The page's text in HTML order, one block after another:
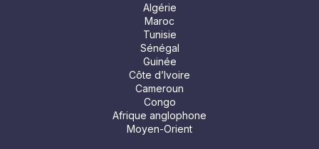
Algérie
Maroc
Tunisie
Sénégal
Guinée
Côte d’Ivoire
Cameroun
Congo
Afrique anglophone
Moyen-Orient